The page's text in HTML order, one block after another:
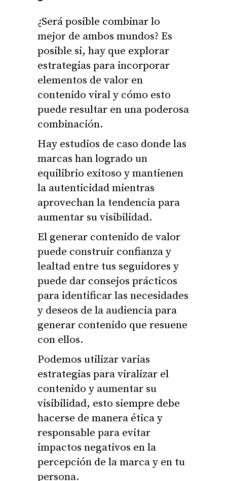
¿Será posible combinar lo
mejor de ambos mundos? Es
posible si, hay que explorar
estrategias para incorporar
elementos de valor en
contenido viral y cómo esto
puede resultar en una poderosa
combinación.
Hay estudios de caso donde las
marcas han logrado un
equilibrio exitoso y mantienen
la autenticidad mientras
aprovechan la tendencia para
aumentar su visibilidad.
El generar contenido de valor
puede construir confianza y
lealtad entre tus seguidores y
puede dar consejos prácticos
para identificar las necesidades
y deseos de la audiencia para
generar contenido que resuene
con ellos.
Podemos utilizar varias
estrategias para viralizar el
contenido y aumentar su
visibilidad, esto siempre debe
hacerse de manera ética y
responsable para evitar
impactos negativos en la
percepción de la marca y en tu
persona.